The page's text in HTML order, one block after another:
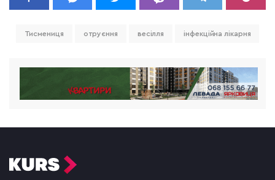
Тисмениця отруєння весілля інфекційна лікарня